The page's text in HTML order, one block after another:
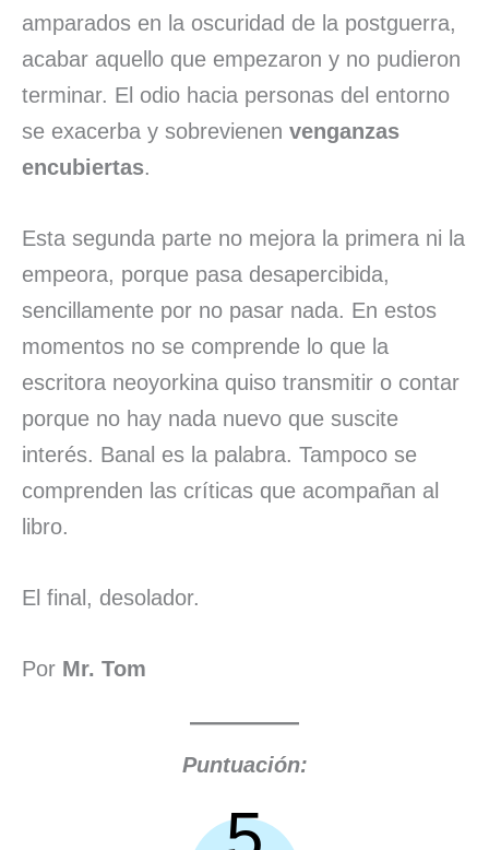
amparados en la oscuridad de la postguerra,
acabar aquello que empezaron y no pudieron
terminar. El odio hacia personas del entorno
se exacerba y sobrevienen venganzas
encubiertas.
Esta segunda parte no mejora la primera ni la
empeora, porque pasa desapercibida,
sencillamente por no pasar nada. En estos
momentos no se comprende lo que la
escritora neoyorkina quiso transmitir o contar
porque no hay nada nuevo que suscite
interés. Banal es la palabra. Tampoco se
comprenden las críticas que acompañan al
libro.
El final, desolador.
Por Mr. Tom
Puntuación: